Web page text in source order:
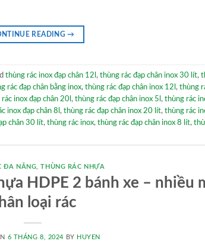
READING→
thùng rác inox đạp chân 12l , thùng rác đạp chân inox 30 lít,
rác đạp chân bằng inox, thùng rác đạp chân inox 12l , thùng
inox đạp chân 20l , thùng rác đạp chân inox 5l , thùng rác
inox đạp chân 8l , thùng rác đạp chân inox 20 lít, thùng rác
chân 30 lít, thùng rác inox, thùng rác đạp chân inox 8 lít,
ĐA NĂNG,THÙNG RÁC NHỰA
HDPE 2 bánh xe – nhiều
loại rác
6 THÁNG 8, 2024 BY HUYEN